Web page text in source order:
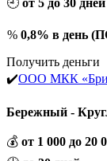
% 0,8% в день
Получить деньги
✔️ООО МКК
Бережный -
💰 от 1 000 до 20